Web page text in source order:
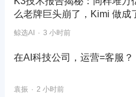
么老牌巨头崩了，Kimi 做成
鲸选AI 3 小时前
在AI科技公司，运营=客服？
袁振 2 小时前